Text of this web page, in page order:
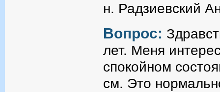
н. Радзиевский
Вопрос:
лет. Меня
спокойном
см. Это